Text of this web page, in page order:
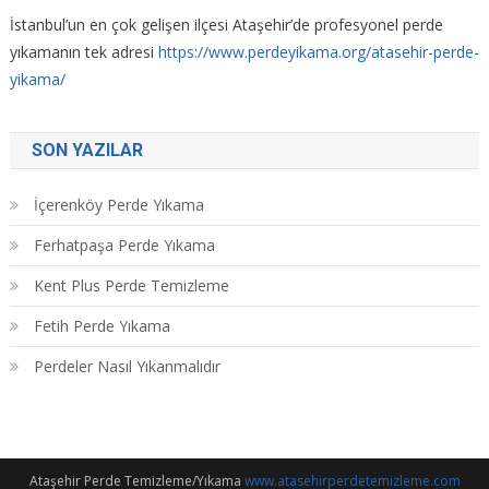
İstanbul’un en çok gelişen ilçesi Ataşehir’de profesyonel perde
yıkamanın tek adresi https://www.perdeyikama.org/atasehir-perde-
yikama/
SON YAZILAR
İçerenköy Perde Yıkama
Ferhatpaşa Perde Yıkama
Kent Plus Perde Temizleme
Fetih Perde Yıkama
Perdeler Nasıl Yıkanmalıdır
Ataşehir Perde Temizleme/Yıkama www.atasehirperdetemizleme.com